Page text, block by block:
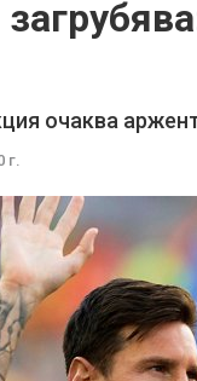
очаква
г.